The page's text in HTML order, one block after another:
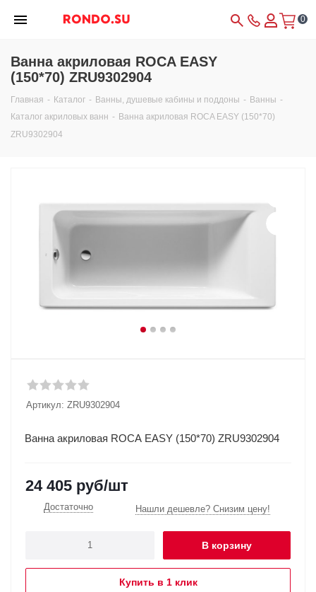
0
Ванна акриловая ROCA EASY
(150*70) ZRU9302904
Главная - Каталог - Ванны, душевые кабины и поддоны - Ванны -
Каталог акриловых ванн - Ванна акриловая ROCA EASY (150*70)
ZRU9302904
Артикул: ZRU9302904
Ванна акриловая ROCA EASY (150*70) ZRU9302904
24 405 руб/шт
Достаточно Нашли дешевле? Снизим цену!
В корзину
Купить в 1 клик